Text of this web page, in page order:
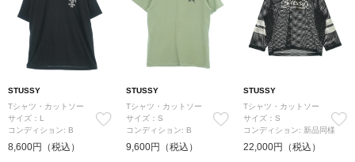
STUSSY
Tシャツ・カットソー
サイズ：L
コンディション: B
8,600円（税込）
STUSSY
Tシャツ・カットソー
サイズ：S
コンディション: B
9,600円（税込）
STUSSY
Tシャツ・カットソー
サイズ：S
コンディション: 新品同様
22,000円（税込）